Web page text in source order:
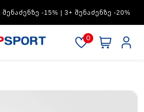
ᲨᲔᲜᲐᲫᲔᲜᲖᲔ -30%
0